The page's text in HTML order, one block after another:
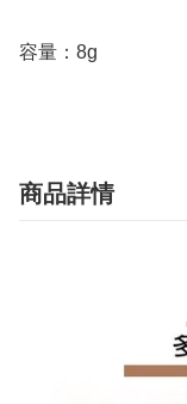
容量：8g
商品詳情